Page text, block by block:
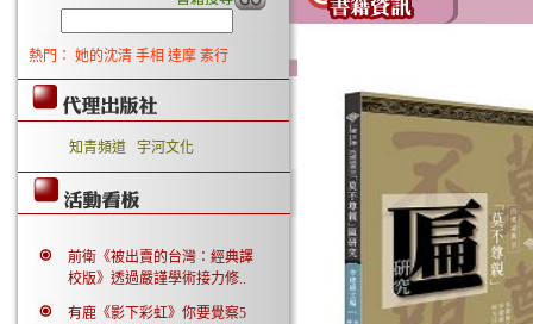
熱門： 她的沈清 手相 達摩 素行
知青頻道 宇河文化
前衛《被出賣的台灣：經典譯
校版》透過嚴謹學術接力修..
有鹿《影下彩虹》你要覺察5